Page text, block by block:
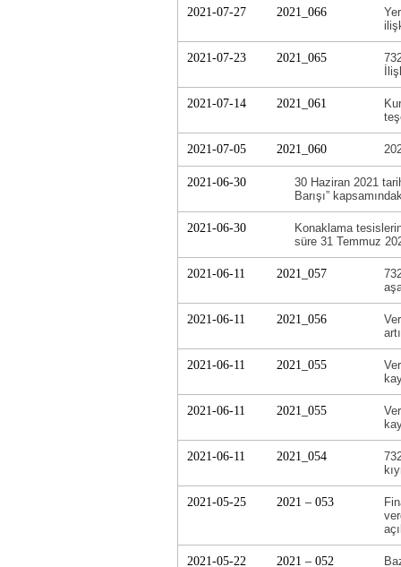
2021-07-27 2021_066
2021-07-23 2021_065
2021-07-14 2021_061
2021-07-05 2021_060
2021-06-30
30 Haziran 2021
Barışı”
2021-06-30
Konaklama
süre 31 Temmuz
2021-06-11 2021_057
2021-06-11 2021_056
2021-06-11 2021_055
2021-06-11 2021_055
2021-06-11 2021_054
2021-05-25 2021 – 053
2021-05-22 2021 – 052